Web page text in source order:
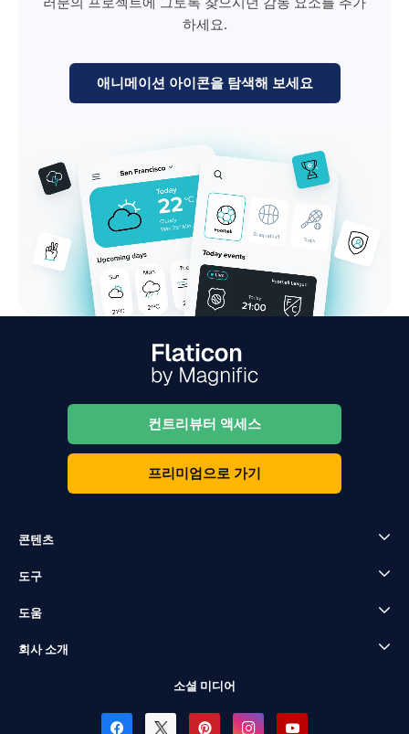
하세요.
애니메이션 아이콘을 탐색해 보세요
컨트리뷰터 액세스
프리미엄으로 가기
콘텐츠
도구
도움
회사 소개
소셜 미디어